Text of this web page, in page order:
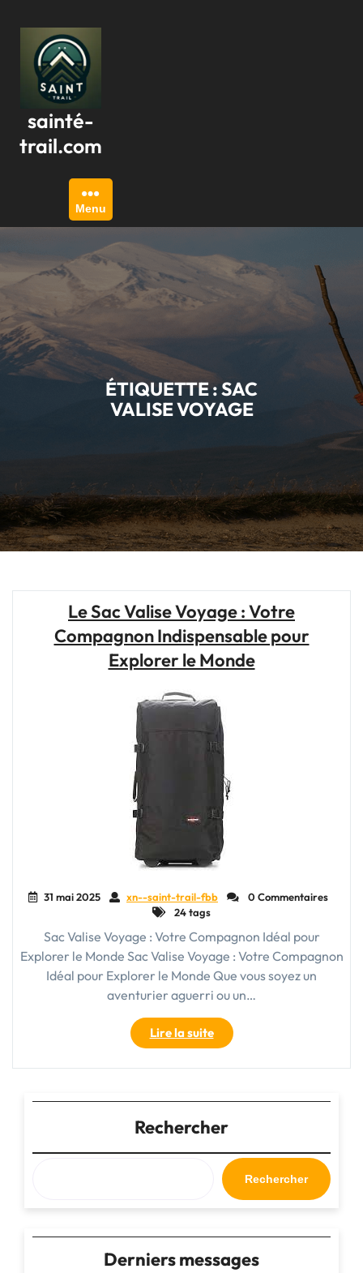
contenu
sainté-
trail.com
Menu
ÉTIQUETTE :SAC
VALISE VOYAGE
Le Sac Valise Voyage : Votre
Compagnon Indispensable pour
Explorer le Monde
31 mai 2025 xn--saint-trail-fbb
0 Commentaires
24 tags
Sac Valise Voyage : Votre Compagnon Idéal pour
Explorer le Monde Sac Valise Voyage : Votre Compagnon
Idéal pour Explorer le Monde Que vous soyez un
aventurier aguerri ou un…
Lire la suite"Le
Sac
Valise
:
Votre
Compagnon
Indispensable
pour
Explorer
Rechercher
Rechercher
Derniers messages